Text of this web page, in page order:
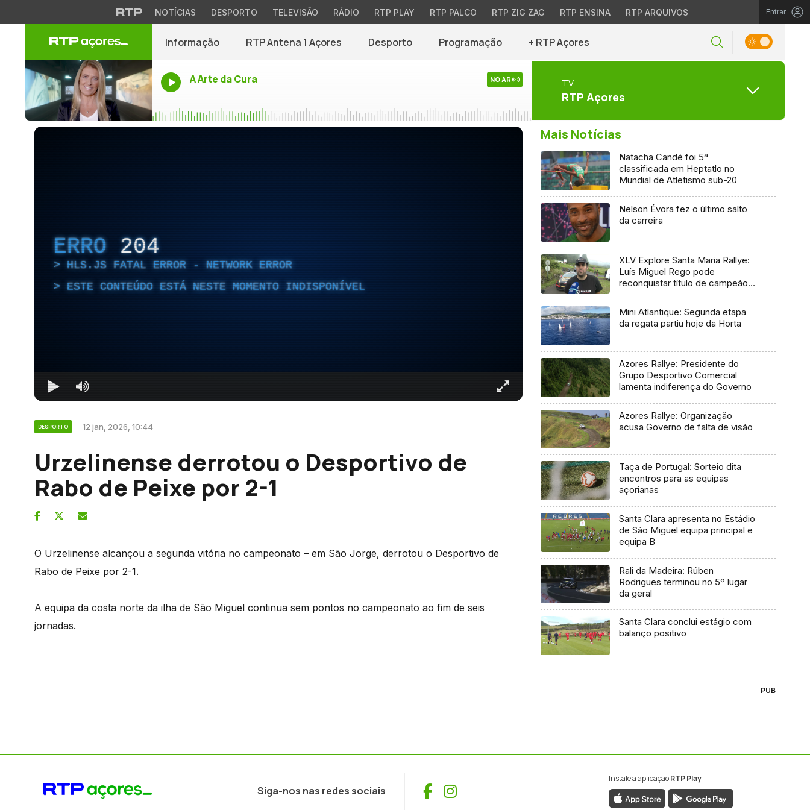
NOTÍCIAS DESPORTO TELEVISÃO RÁDIO RTP PLAY RTP PALCO RTP ZIG ZAG RTP ENSINA RTP ARQUIVOS Entrar
Informação RTP Antena 1 Açores Desporto Programação + RTP Açores
A Arte da Cura NO AR TV
RTP Açores
ERRO 204
HLS.JS FATAL ERROR - NETWORK ERROR
ESTE CONTEÚDO ESTÁ NESTE MOMENTO INDISPONÍVEL
DESPORTO 12 jan, 2026, 10:44
Urzelinense derrotou o Desportivo de
Rabo de Peixe por 2-1
O Urzelinense alcançou a segunda vitória no campeonato – em São Jorge, derrotou o Desportivo de
Rabo de Peixe por 2-1.
A equipa da costa norte da ilha de São Miguel continua sem pontos no campeonato ao fim de seis
jornadas.
Mais Notícias
Natacha Candé foi 5ª
classificada em Heptatlo no
Mundial de Atletismo sub-20
Nelson Évora fez o último salto
da carreira
XLV Explore Santa Maria Rallye:
Luís Miguel Rego pode
reconquistar título de campeão
Mini Atlantique: Segunda etapa
da regata partiu hoje da Horta
Azores Rallye: Presidente do
Grupo Desportivo Comercial
lamenta indiferença do Governo
Azores Rallye: Organização
acusa Governo de falta de visão
Taça de Portugal: Sorteio dita
encontros para as equipas
açorianas
Santa Clara apresenta no Estádio
de São Miguel equipa principal e
equipa B
Rali da Madeira: Rúben
Rodrigues terminou no 5º lugar
da geral
Santa Clara conclui estágio com
balanço positivo
PUB
Siga-nos nas redes sociais Facebook
Instagram
Instale a aplicaçãoRTP Play